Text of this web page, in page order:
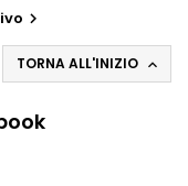

TORNA ALL'INIZIO 